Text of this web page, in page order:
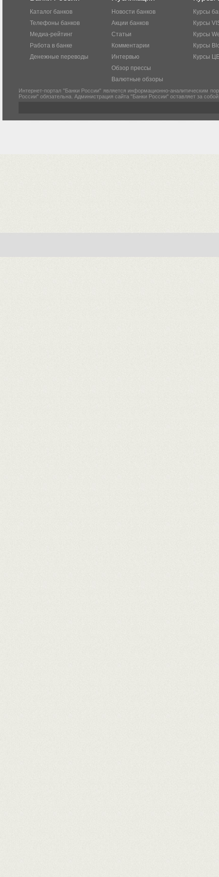
Каталог банков
Телефоны банков
Медиа-рейтинг
Работа в банке
Денежные переводы
Новости банков
Акции банков
Статьи
Комментарии
Интервью
Обзор прессы
Валютные обзоры
Курсы
Курсы
Курсы
Курсы
Курсы
Интернет-портал "Банки России" является информационно-аналитическим
России" обязательна. Администрация сайта "Банки России" оставляет за